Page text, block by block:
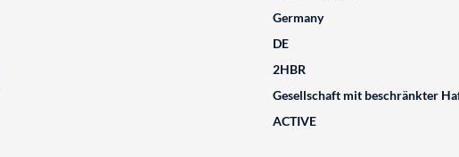
Germany
DE
2HBR
Gesellschaft mit beschränkter
ACTIVE